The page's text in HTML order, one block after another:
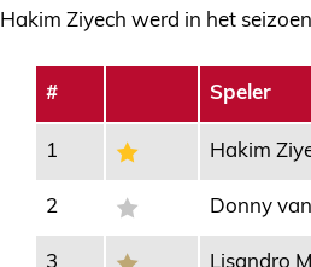
Hakim Ziyech werd in het
# Speler
1 Hakim
2 Donny